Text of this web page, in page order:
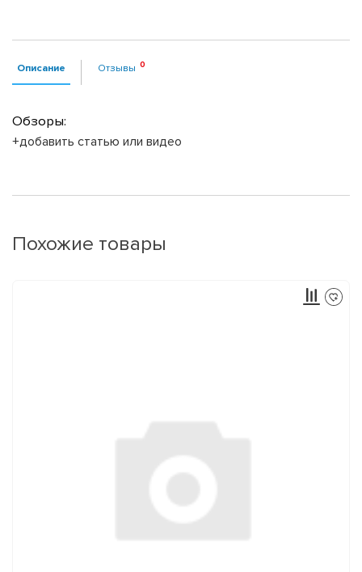
Описание Отзывы
Обзоры:
+добавить статью или видео
Похожие товары